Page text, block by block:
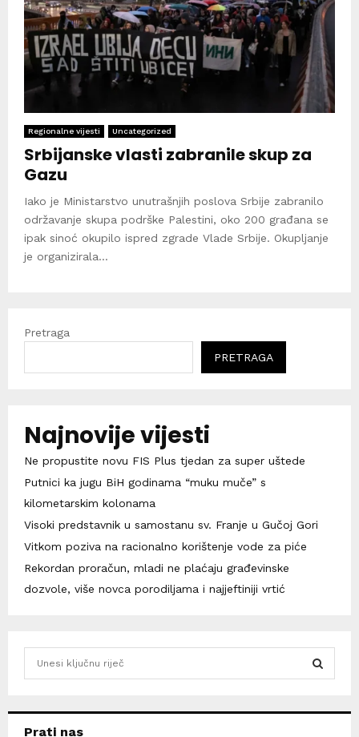
Regionalne vijesti Uncategorized
Srbijanske vlasti zabranile skup za
Gazu
Iako je Ministarstvo unutrašnjih poslova Srbije zabranilo
održavanje skupa podrške Palestini, oko 200 građana se
ipak sinoć okupilo ispred zgrade Vlade Srbije. Okupljanje
je organizirala...
Pretraga
PRETRAGA
Najnovije vijesti
Ne propustite novu FIS Plus tjedan za super uštede
Putnici ka jugu BiH godinama “muku muče” s
kilometarskim kolonama
Visoki predstavnik u samostanu sv. Franje u Gučoj Gori
Vitkom poziva na racionalno korištenje vode za piće
Rekordan proračun, mladi ne plaćaju građevinske
dozvole, više novca porodiljama i najjeftiniji vrtić
Prati nas